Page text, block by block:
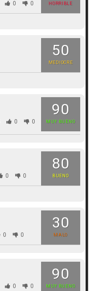
HORRIBLE
0 0
50
MEDIOCRE
90
MUY BUENO
0 0
80
BUENO
0 0
30
MALO
0 0
90
MUY BUENO
0 0